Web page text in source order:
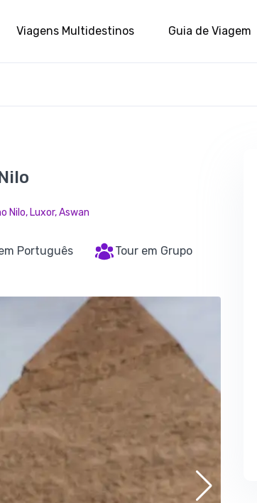
Viagens Multidestinos Guia de Viagem
Nilo, Luxor, Aswan
Português Tour em Grupo